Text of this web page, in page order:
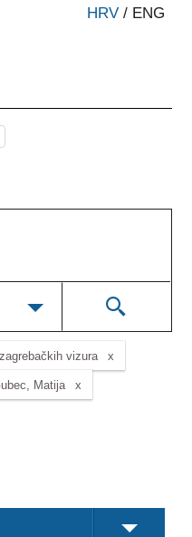
HRV / ENG
vizura
Matija